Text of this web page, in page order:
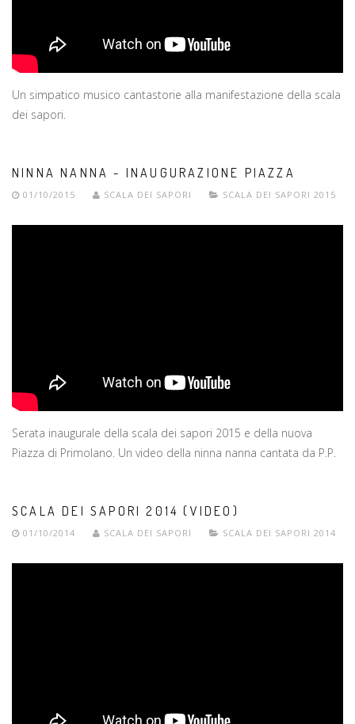
Un simpatico musico cantastorie alla manifestazione della scala
dei sapori.
NINNA NANNA - INAUGURAZIONE PIAZZA
01/10/2015 SCALA DEI SAPORI SCALA DEI SAPORI 2015
Serata inaugurale della scala dei sapori 2015 e della nuova
Piazza di Primolano. Un video della ninna nanna cantata da P.P.
SCALA DEI SAPORI 2014 (VIDEO)
01/10/2014 SCALA DEI SAPORI SCALA DEI SAPORI 2014